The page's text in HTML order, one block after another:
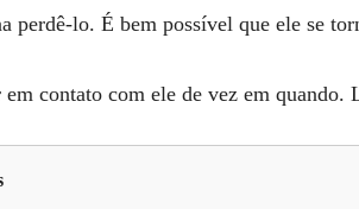
perdê-lo. É bem possível que ele se
em contato com ele de vez em